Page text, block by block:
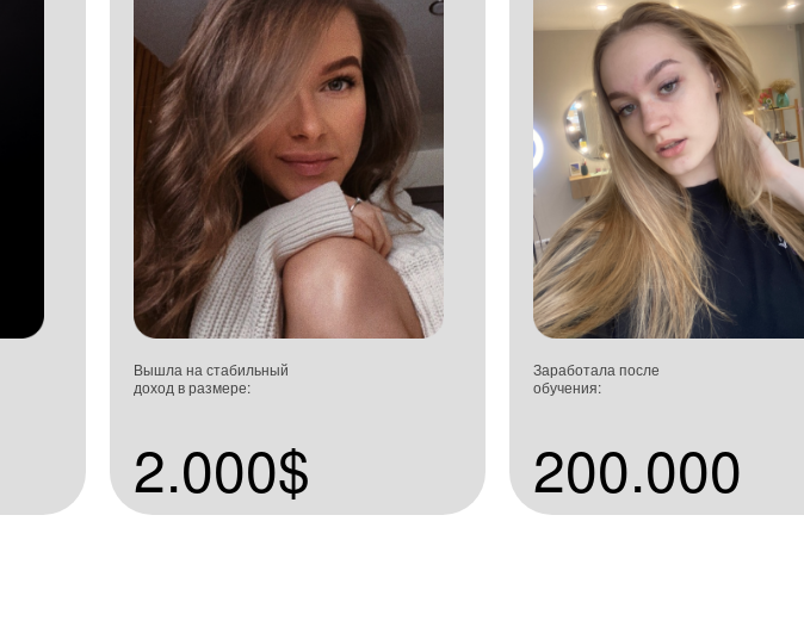
Заработала после
обучения:
200.000
Вышла на стабильный
доход в размере:
2.000$